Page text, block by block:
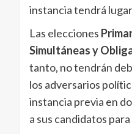
instancia tendrá
Las elecciones
Simultáneas y
tanto, no tendrán
los adversarios
instancia previa en
a sus candidatos